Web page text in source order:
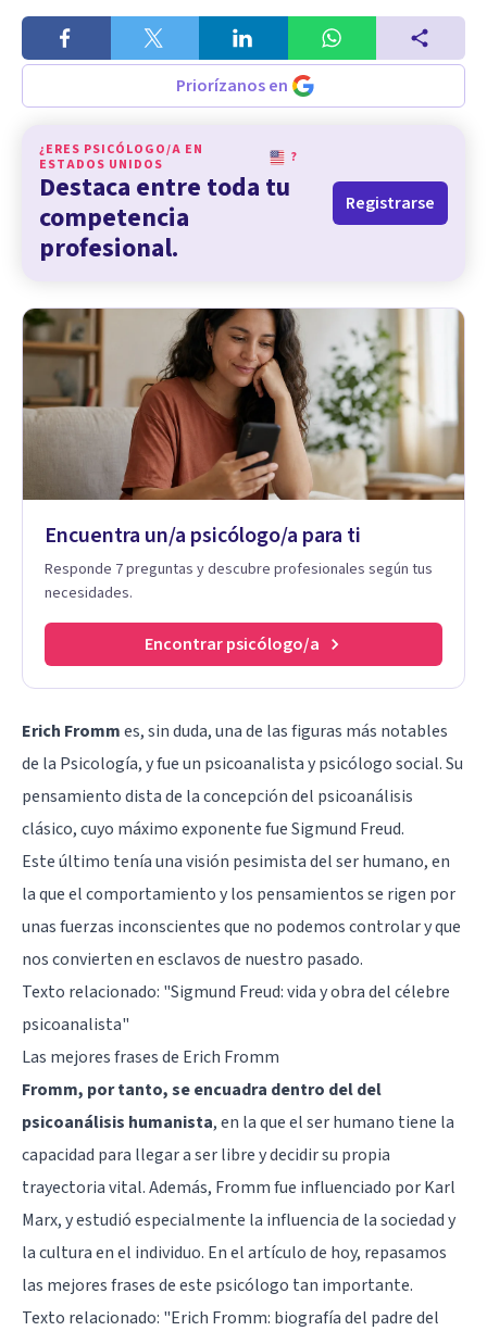
Priorízanos en
¿ERES PSICÓLOGO/A EN
ESTADOS UNIDOS
?
Destaca entre toda tu
competencia
profesional.
Registrarse
Encuentra un/a psicólogo/a para ti
Responde 7 preguntas y descubre profesionales según tus
necesidades.
Encontrar psicólogo/a
Erich Frommes, sin duda, una de las figuras más notables
de la Psicología, y fue un psicoanalista y psicólogo social. Su
pensamiento dista de la concepción del psicoanálisis
clásico, cuyo máximo exponente fue Sigmund Freud.
Este último tenía una visión pesimista del ser humano, en
la que el comportamiento y los pensamientos se rigen por
unas fuerzas inconscientes que no podemos controlar y que
nos convierten en esclavos de nuestro pasado.
Texto relacionado: "Sigmund Freud: vida y obra del célebre
psicoanalista"
Las mejores frases de Erich Fromm
Fromm, por tanto, se encuadra dentro del del
psicoanálisis humanista, en la que el ser humano tiene la
capacidad para llegar a ser libre y decidir su propia
trayectoria vital. Además, Fromm fue influenciado por Karl
Marx, y estudió especialmente la influencia de la sociedad y
la cultura en el individuo. En el artículo de hoy, repasamos
las mejores frases de este psicólogo tan importante.
Texto relacionado: "Erich Fromm: biografía del padre del